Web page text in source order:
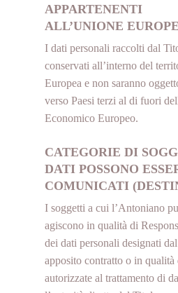
APPARTENENTI
ALL’UNIONE
I dati personali raccolti dal
conservati all’interno del
Europea e non saranno
verso Paesi terzi al di fuori
Economico Europeo.
CATEGORIE DI
DATI POSSONO
COMUNICATI
I soggetti a cui l’Antoniano
agiscono in qualità di
dei dati personali designati
apposito contratto o in qualità
autorizzate al trattamento di